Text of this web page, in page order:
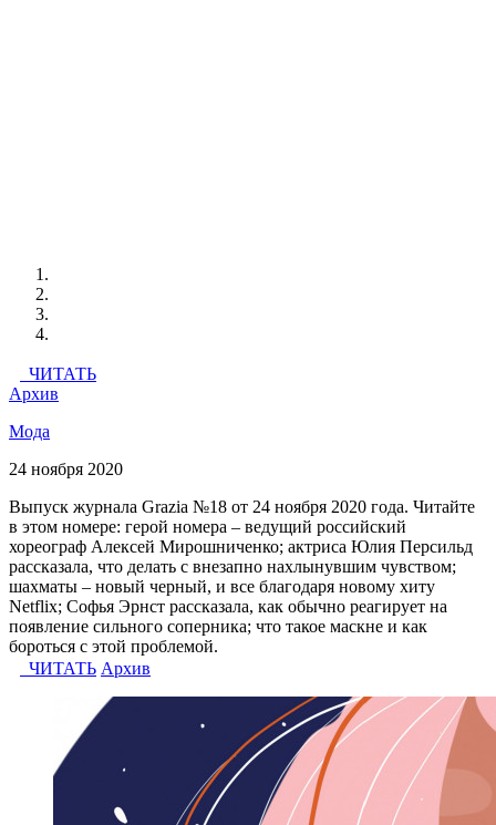
ЧИТАТЬ
Архив
Мода
24 ноября 2020
Выпуск журнала Grazia №18 от 24 ноября 2020 года. Читайте
в этом номере: герой номера – ведущий российский
хореограф Алексей Мирошниченко; актриса Юлия Персильд
рассказала, что делать с внезапно нахлынувшим чувством;
шахматы – новый черный, и все благодаря новому хиту
Netflix; Софья Эрнст рассказала, как обычно реагирует на
появление сильного соперника; что такое маскне и как
бороться с этой проблемой.
ЧИТАТЬ Архив